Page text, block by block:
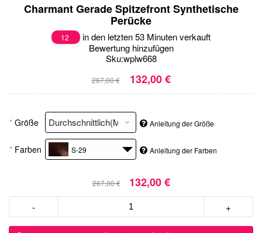
Charmant Gerade Spitzefront Synthetische
Perücke
12
in den letzten 53 Minuten verkauft
Bewertung hinzufügen
Sku:wplw668
267,00 € 132,00 €
* Größe Anleitung der Größe
* Farben S-29 Anleitung der Farben
267,00 € 132,00 €
- +